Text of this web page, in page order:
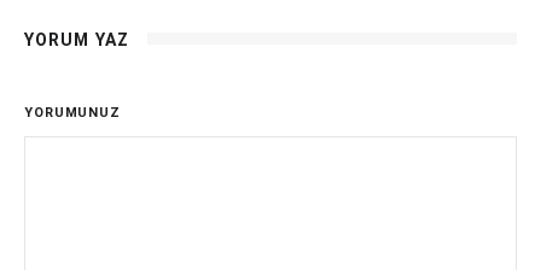
YORUM YAZ
YORUMUNUZ